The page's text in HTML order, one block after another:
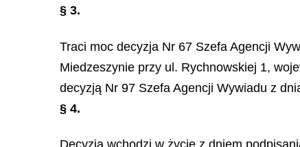
§ 3.
Traci moc decyzja Nr 67 Szefa Agencji
Miedzeszynie przy ul. Rychnowskiej 1,
decyzją Nr 97 Szefa Agencji Wywiadu z
§ 4.
Decyzja wchodzi w życie z dniem